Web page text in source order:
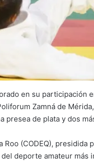
en su participación
Zamná de
presea de plata y dos
(CODEQ), presidida
deporte amateur más